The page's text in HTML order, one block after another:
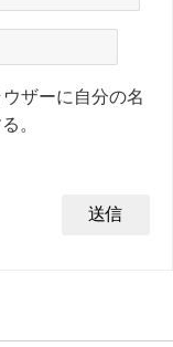
ザーに自分の名
。